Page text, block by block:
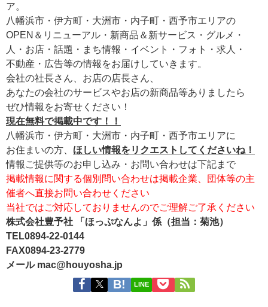
ア。
八幡浜市・伊方町・大洲市・内子町・西予市エリアの
OPEN＆リニューアル・新商品＆新サービス・グルメ・
人・お店・話題・まち情報・イベント・フォト・求人・
不動産・広告等の情報をお届けしていきます。
会社の社長さん、お店の店長さん、
あなたの会社のサービスやお店の新商品等ありましたら
ぜひ情報をお寄せください！
現在無料で掲載中です！！
八幡浜市・伊方町・大洲市・内子町・西予市エリアに
お住まいの方、 ほしい情報をリクエストしてくださいね！
情報ご提供等のお申し込み・お問い合わせは下記まで
掲載情報に関する個別問い合わせは掲載企業、団体等の主
催者へ直接お問い合わせください
当社ではご対応しておりませんのでご理解ご了承ください
株式会社豊予社 「ほっぷなんよ」係（担当：菊池）
TEL0894-22-0144
FAX0894-23-2779
メール mac@houyosha.jp
LINE